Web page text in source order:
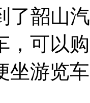
韶山
，可以
坐游览